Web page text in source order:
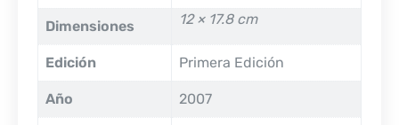
Dimensiones 12 × 17.8 cm
Edición Primera Edición
Año 2007